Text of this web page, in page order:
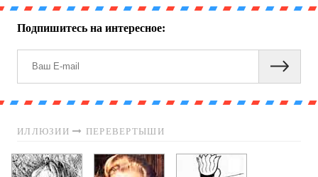
Подпишитесь на интересное:
ИЛЛЮЗИИ ПЕРЕВЕРТЫШИ